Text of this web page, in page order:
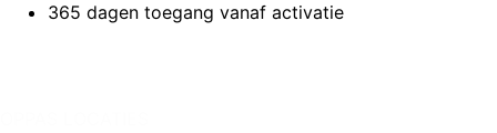
365 dagen toegang vanaf activatie